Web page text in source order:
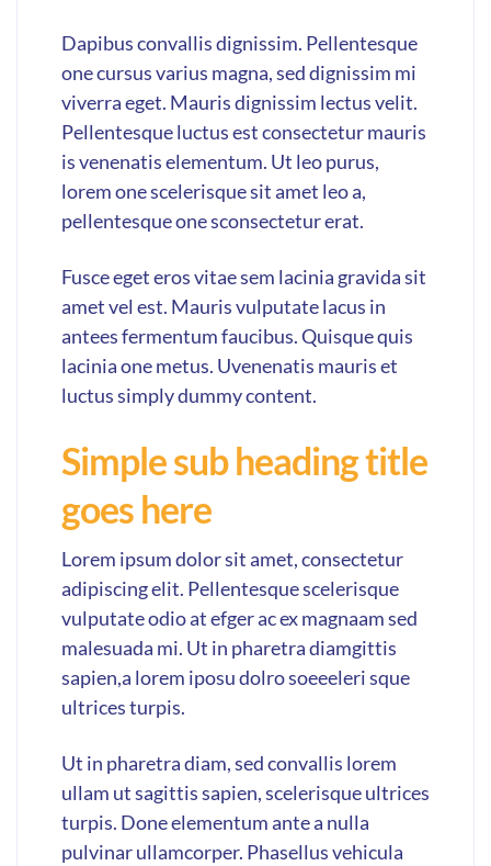
Dapibus convallis dignissim. Pellentesque
one cursus varius magna, sed dignissim mi
viverra eget. Mauris dignissim lectus velit.
Pellentesque luctus est consectetur mauris
is venenatis elementum. Ut leo purus,
lorem one scelerisque sit amet leo a,
pellentesque one sconsectetur erat.
Fusce eget eros vitae sem lacinia gravida sit
amet vel est. Mauris vulputate lacus in
antees fermentum faucibus. Quisque quis
lacinia one metus. Uvenenatis mauris et
luctus simply dummy content.
Simple sub heading title
goes here
Lorem ipsum dolor sit amet, consectetur
adipiscing elit. Pellentesque scelerisque
vulputate odio at efger ac ex magnaam sed
malesuada mi. Ut in pharetra diamgittis
sapien,a lorem iposu dolro soeeeleri sque
ultrices turpis.
Ut in pharetra diam, sed convallis lorem
ullam ut sagittis sapien, scelerisque ultrices
turpis. Done elementum ante a nulla
pulvinar ullamcorper. Phasellus vehicula